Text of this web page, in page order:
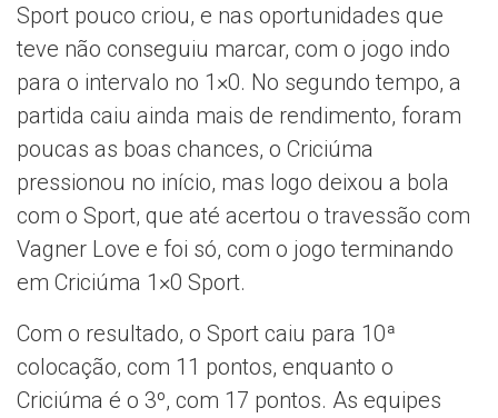
Sport pouco criou, e nas oportunidades que
teve não conseguiu marcar, com o jogo indo
para o intervalo no 1×0. No segundo tempo, a
partida caiu ainda mais de rendimento, foram
poucas as boas chances, o Criciúma
pressionou no início, mas logo deixou a bola
com o Sport, que até acertou o travessão com
Vagner Love e foi só, com o jogo terminando
em Criciúma 1×0 Sport.
Com o resultado, o Sport caiu para 10ª
colocação, com 11 pontos, enquanto o
Criciúma é o 3º, com 17 pontos. As equipes